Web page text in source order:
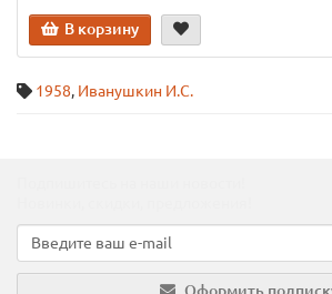
В корзину
1958, Иванушкин И.С.